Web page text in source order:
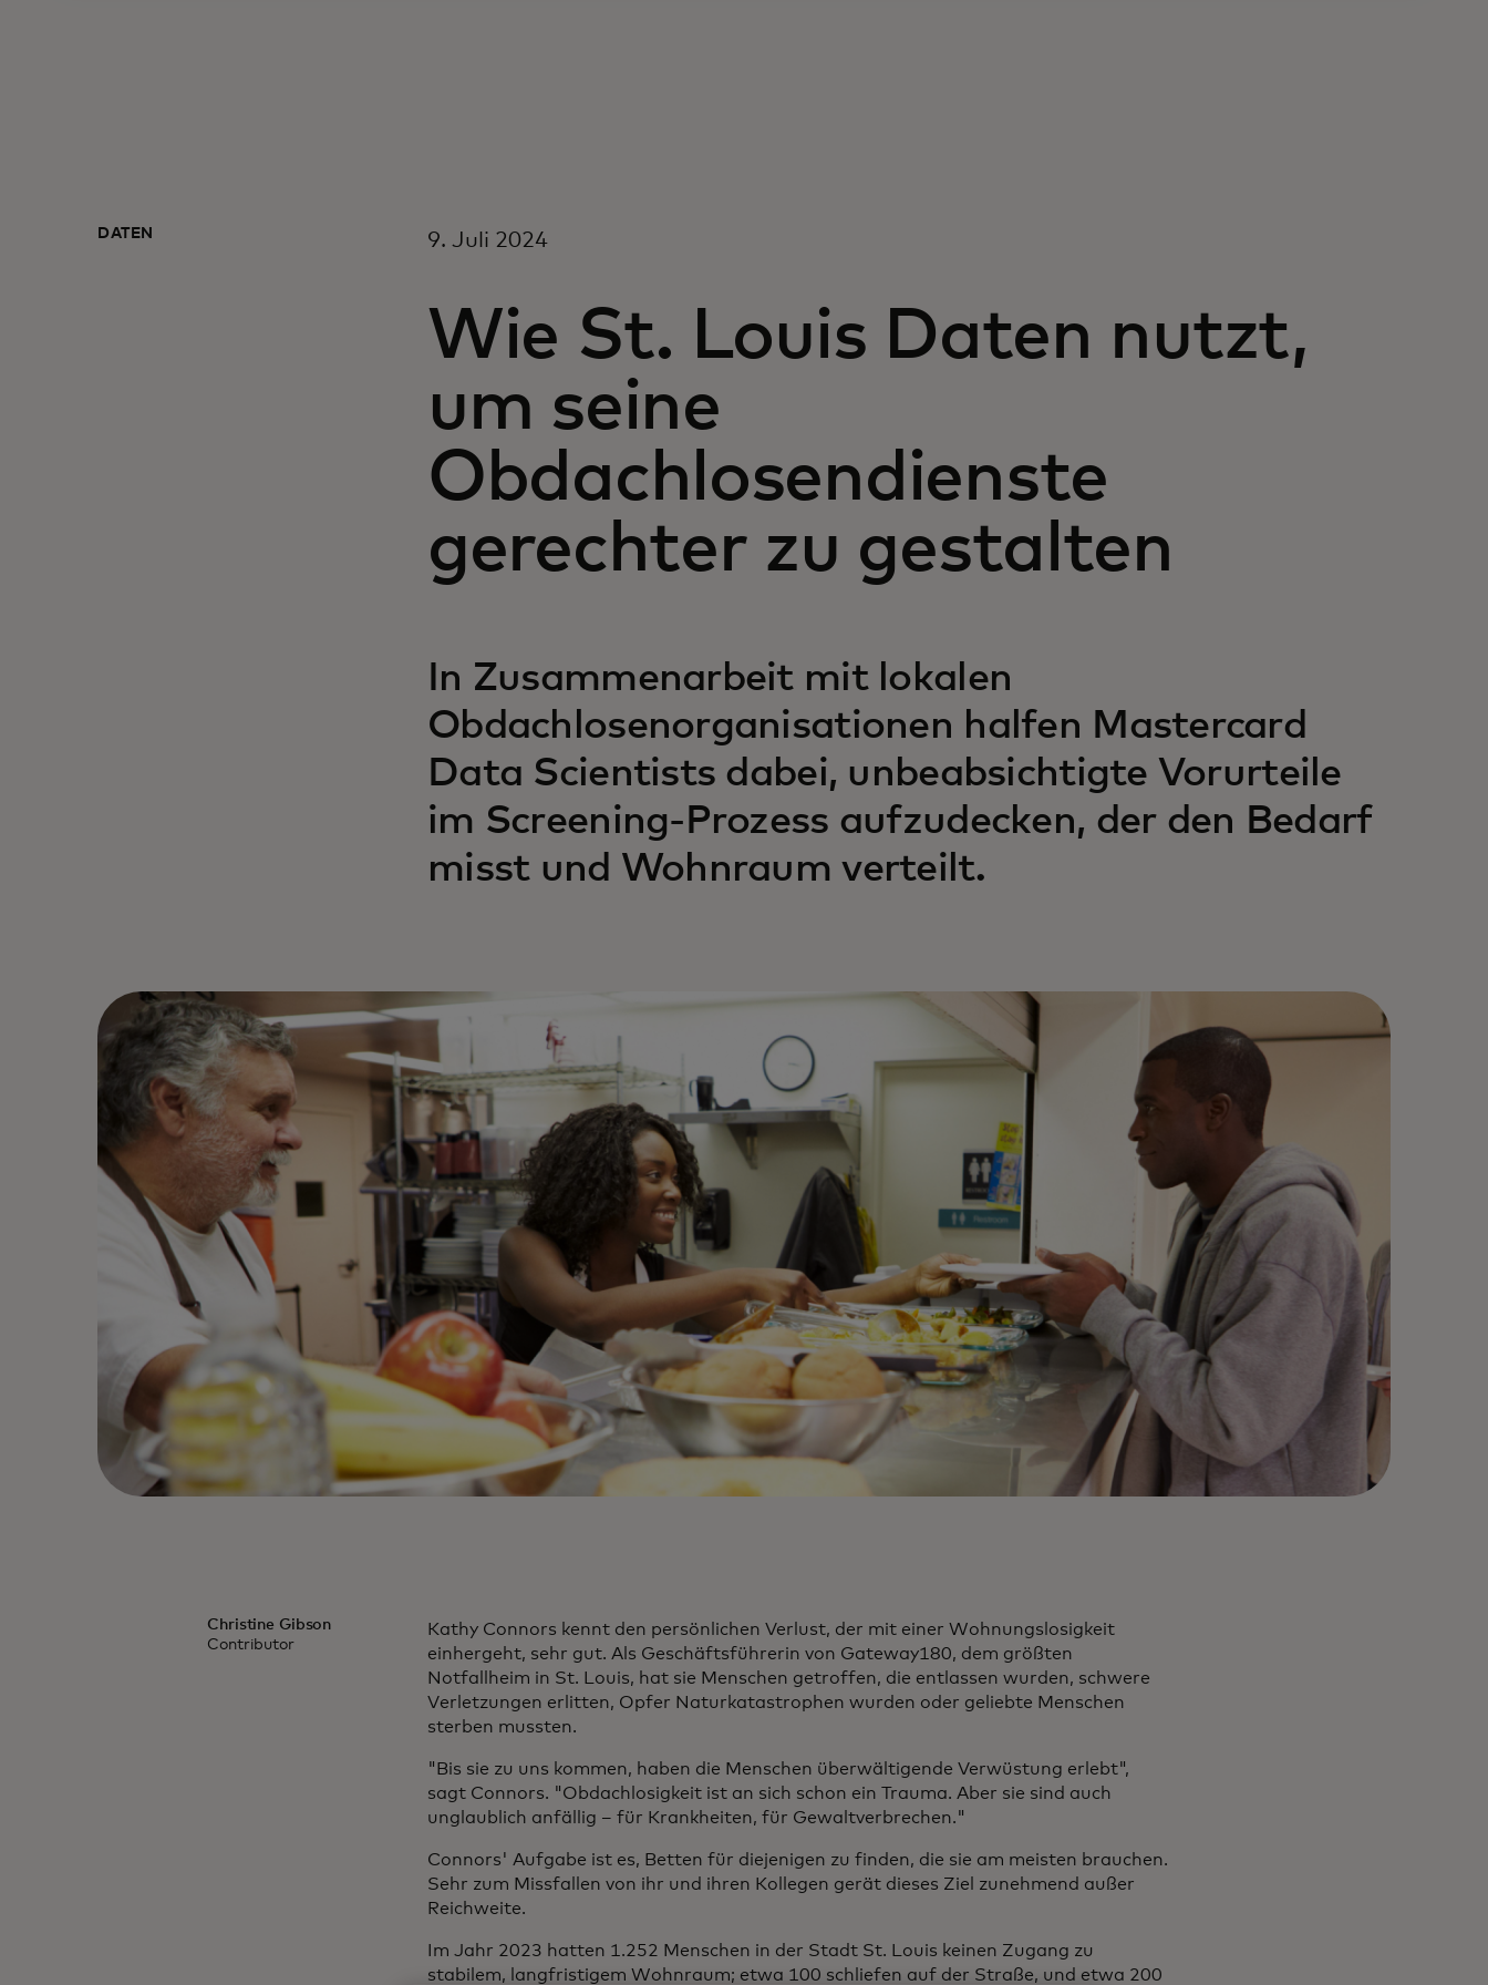
DATEN 9. Juli 2024
Wie St. Louis Daten nutzt,
um seine
Obdachlosendienste
gerechter zu gestalten
In Zusammenarbeit mit lokalen
Obdachlosenorganisationen halfen Mastercard
Data Scientists dabei, unbeabsichtigte Vorurteile
im Screening-Prozess aufzudecken, der den Bedarf
misst und Wohnraum verteilt.
Christine Gibson
Contributor
Kathy Connors kennt den persönlichen Verlust, der mit einer Wohnungslosigkeit
einhergeht, sehr gut. Als Geschäftsführerin von Gateway180, dem größten
Notfallheim in St. Louis, hat sie Menschen getroffen, die entlassen wurden, schwere
Verletzungen erlitten, Opfer Naturkatastrophen wurden oder geliebte Menschen
sterben mussten.
"Bis sie zu uns kommen, haben die Menschen überwältigende Verwüstung erlebt",
sagt Connors. "Obdachlosigkeit ist an sich schon ein Trauma. Aber sie sind auch
unglaublich anfällig – für Krankheiten, für Gewaltverbrechen."
Connors' Aufgabe ist es, Betten für diejenigen zu finden, die sie am meisten brauchen.
Sehr zum Missfallen von ihr und ihren Kollegen gerät dieses Ziel zunehmend außer
Reichweite.
Im Jahr 2023 hatten 1.252 Menschen in der Stadt St. Louis keinen Zugang zu
stabilem, langfristigem Wohnraum; etwa 100 schliefen auf der Straße, und etwa 200